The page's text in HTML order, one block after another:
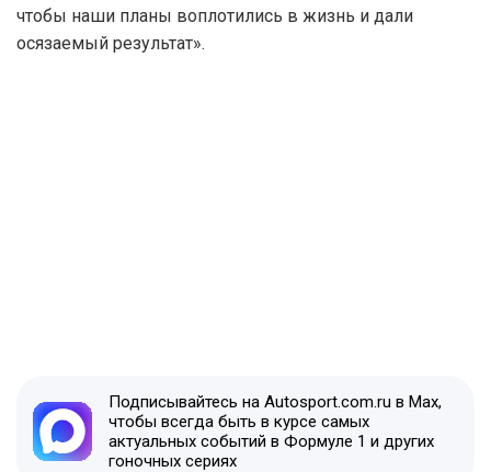
чтобы наши планы воплотились в жизнь и дали
осязаемый результат».
Подписывайтесь на Autosport.com.ru в Max,
чтобы всегда быть в курсе самых
актуальных событий в Формуле 1 и других
гоночных сериях